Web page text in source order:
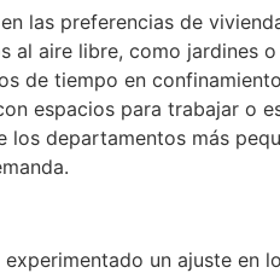
las preferencias de
al aire libre, como jardines
de tiempo en
espacios para trabajar o
los departamentos más
un ajuste en